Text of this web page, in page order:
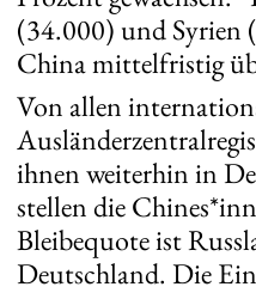
(34.000) und Syrien
China mittelfristig
Von allen
ihnen weiterhin in
stellen die
Bleibequote ist
Deutschland. Die